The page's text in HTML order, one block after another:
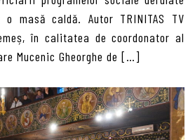
masă caldă. Autor TRINITAS TV
în calitatea de coordonator al
Mucenic Gheorghe de […]